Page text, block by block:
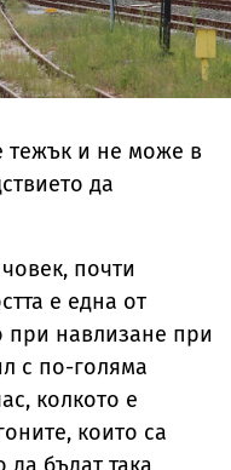
тежък и не може в
да
почти
е една от
при навлизане при
с по-голяма
колкото е
които са